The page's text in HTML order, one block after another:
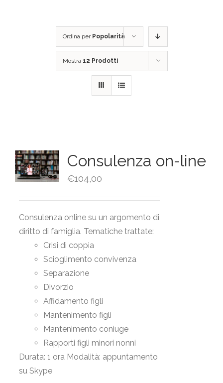
Ordina per Popolarità
Mostra 12 Prodotti
Consulenza on-line
€104,00
Consulenza online su un argomento di
diritto di famiglia. Tematiche trattate:
Crisi di coppia
Scioglimento convivenza
Separazione
Divorzio
Affidamento figli
Mantenimento figli
Mantenimento coniuge
Rapporti figli minori nonni
Durata: 1 ora Modalità: appuntamento
su Skype